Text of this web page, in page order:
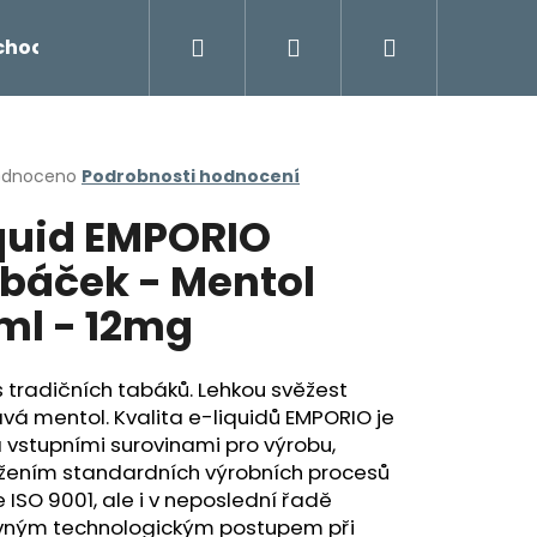
Napište námPřihlášení
Podrobnosti hodnocení
EMPORIO
- Mentol
- 12mg
tradičních tabáků. Lehkou svěžest
mentol. Kvalita e-liquidů EMPORIO je
surovinami pro výrobu,
standardních výrobních procesů
ISO 9001, ale i v neposlední řadě
technologickým postupem při
Následující